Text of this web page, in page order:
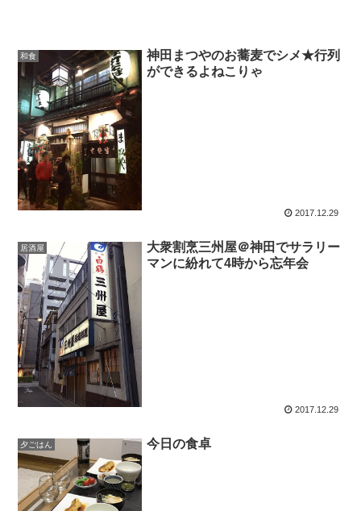
和食
神田まつやのお蕎麦でシメ★行列
ができるよねこりゃ
2017.12.29
居酒屋
大衆割烹三州屋＠神田でサラリー
マンに紛れて4時から忘年会
2017.12.29
夕ごはん 今日の食卓